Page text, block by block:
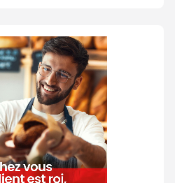
Professionnel ? Choisissez